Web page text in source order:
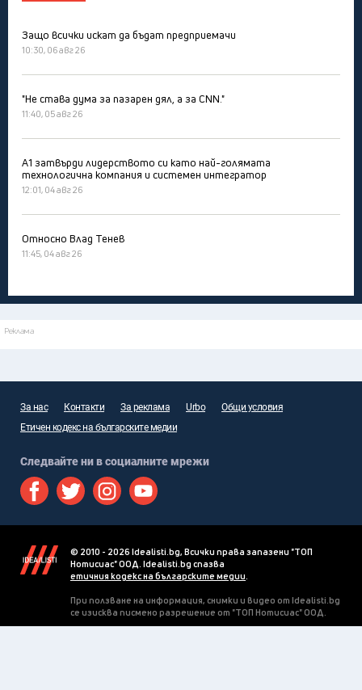
Защо всички искат да бъдат предприемачи
10:30, 06 авг 26
"Не става дума за пазарен дял, а за CNN."
11:40, 05 авг 26
А1 затвърди лидерството си като най-голямата
технологична компания и системен интегратор
12:01, 04 авг 26
Относно Влад Тенев
11:45, 04 авг 26
Реклама
За нас Контакти За реклама Urbo
Общи условия
Етичен кодекс на българските медии
Следвайте ни в социалните мрежи
© 2010 - 2026 Idealisti.bg, Всички права запазени "ТОП
Нотисиас" ООД. Idealisti.bg спазва
етичния кодекс на българските медии.
При ползване на информация, снимки и видео от Idealisti.bg
се изисква писмено разрешение от "ТОП Нотисиас" ООД.